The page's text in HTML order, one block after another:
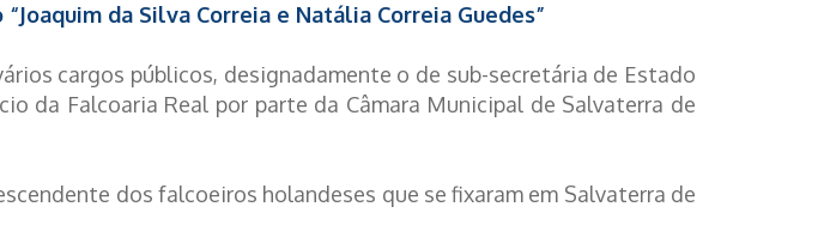
da Silva Correia e Natália Correia Guedes”
cargos públicos, designadamente o de sub-secretária de Estado
da Falcoaria Real por parte da Câmara Municipal de Salvaterra de
dos falcoeiros holandeses que se fixaram em Salvaterra de